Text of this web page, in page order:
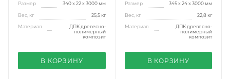
Размер 340 х 22 х 3000 мм
Вес, кг 25,5 кг
Материал
ДПК древесно-
полимерный
композит
В КОРЗИНУ
Размер 345 х 24 х 3000 мм
Вес, кг 22,8 кг
Материал
ДПК древесно-
полимерный
композит
В КОРЗИНУ